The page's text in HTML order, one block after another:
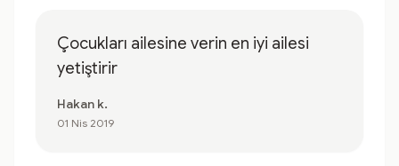
Çocukları ailesine verin en iyi ailesi
yetiştirir
Hakan k.
01 Nis 2019